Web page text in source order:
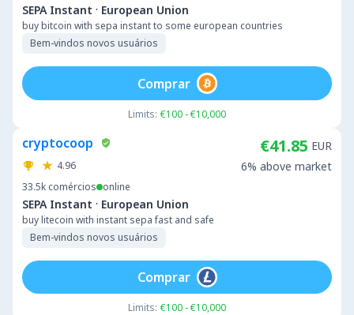
SEPA Instant · European Union
buy bitcoin with sepa instant to some european countries
Bem-vindos novos usuários
Limits: €100 - €10,000
Comprar
cryptocoop
4.96
33.5k comércios online
SEPA Instant · European Union
buy litecoin with instant sepa fast and safe
Bem-vindos novos usuários
€41.85 EUR
6% above market
Limits: €100 - €10,000
Comprar